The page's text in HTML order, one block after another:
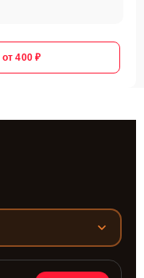
от 400 ₽